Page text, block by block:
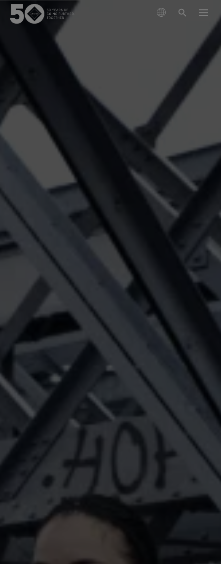
製品
アウターウェア
フットウェア
グローブ＆アクセサリー
ハイキング
スキー ＆ スノーボード
ライフスタイル
全てのアクティビティ
ライフスタイル向け
テクノロジー
GORE‑TEX® メンブレン
徹底した品質管理
アウターウェア
フットウェア
防水性を必要とするあなたへ
WINDSTOPPER® プロダクト by GORE‑TEX LABS®
快適性を優先するあなたへ
GORE‑TEX® ガーメント
GORE‑TEX® PRO ガーメント
WINDSTOPPER® プロダクト by GORE‑TEX LABS®
GORE‑TEX® フットウェア
GORE‑TEX® SURROUND® フットウェア
GORE‑TEX® Invisible Fit フットウェア
全てのフットウェアテクノロジー
GORE‑TEX® グローブ
WINDSTOPPER® ストレッチ グローブ by GORE‑TEX
WINDSTOPPER® グローブ by GORE‑TEX LABS®
全てのグローブテクノロジー
サステナビリティ
責任あるパフォーマンス
科学に基づくイノベーションを通じた責任ある行動
長持ちするプロダクト
科学に基づくイノベーション
耐久性と長持ちさせることの価値
耐久性がアウトドア業界で注目されるテーマとなった
背景をご紹介します。
私たちについて
50周年を祝う
厳選されたアーカイブ年表をご覧ください。
私たちについて
お手入れ＆サポート
お手入れ方法
GORE‑TEX® 修理について
よくあるご質問